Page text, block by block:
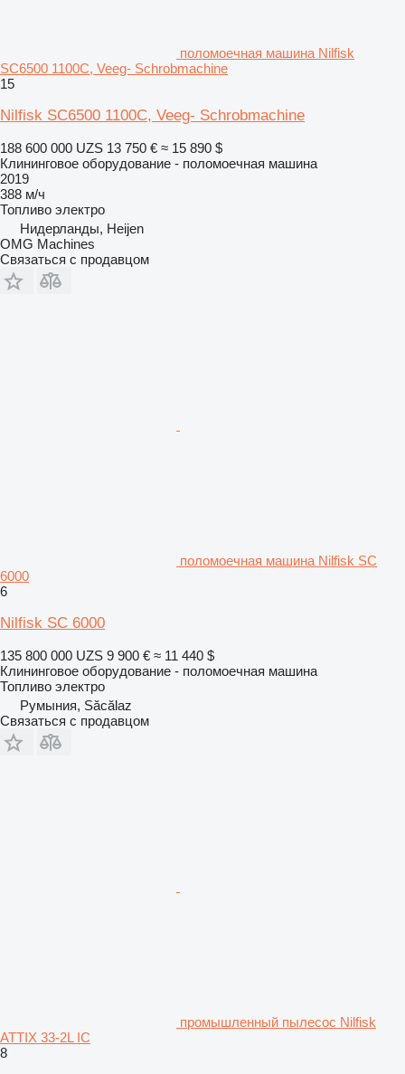
поломоечная машина Nilfisk
SC6500 1100C, Veeg- Schrobmachine
15
Nilfisk SC6500 1100C, Veeg- Schrobmachine
188 600 000 UZS 13 750 € ≈ 15 890 $
Клининговое оборудование - поломоечная машина
2019
388 м/ч
Топливо электро
Нидерланды, Heijen
OMG Machines
Связаться с продавцом
поломоечная машина Nilfisk SC
6000
6
Nilfisk SC 6000
135 800 000 UZS 9 900 € ≈ 11 440 $
Клининговое оборудование - поломоечная машина
Топливо электро
Румыния, Săcălaz
Связаться с продавцом
промышленный пылесос Nilfisk
ATTIX 33-2L IC
8